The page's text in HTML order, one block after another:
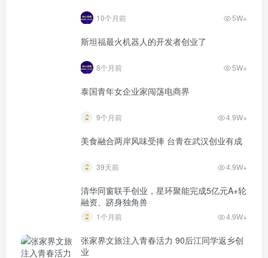
10个月前 5W+
斯坦福最火机器人的开发者创业了
8个月前 5W+
泰国青年女企业家闯荡电商界
9个月前 4.9W+
美食融合两岸风味受捧 台青在武汉创业有成
39天前 4.9W+
清华同窗联手创业，星环聚能完成5亿元A+轮
融资、跻身独角兽
1个月前 4.9W+
张家界文旅注入青春活力 90后江同学返乡创
业